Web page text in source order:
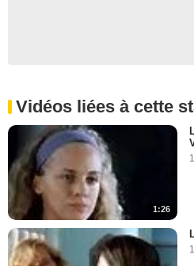
Vidéos liées à cette
1:26